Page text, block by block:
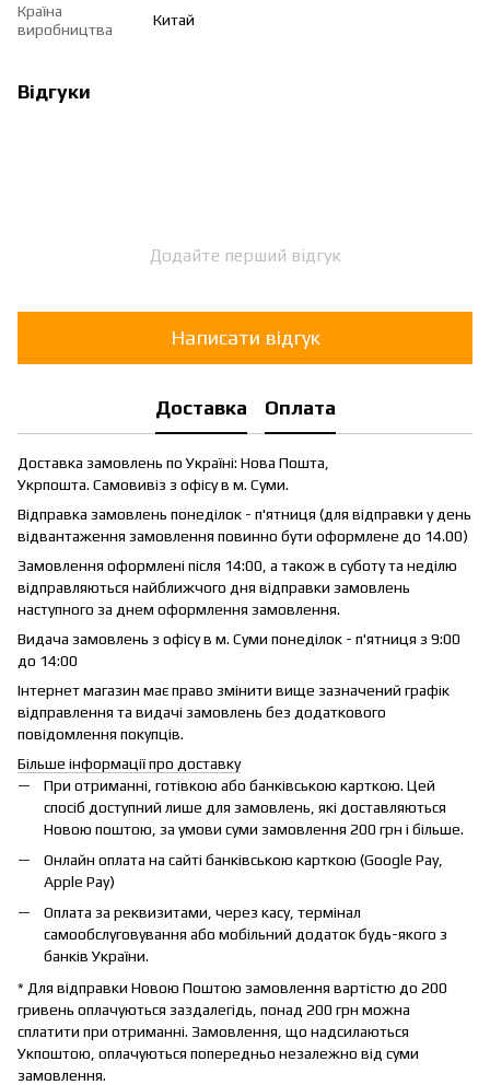
Країна
виробництва
Китай
Відгуки
Додайте перший відгук
Написати відгук
Доставка Оплата
Доставка замовлень по Україні: Нова Пошта,
Укрпошта. Самовивіз з офісу в м. Суми.
Відправка замовлень понеділок - п'ятниця (для відправки у день
відвантаження замовлення повинно бути оформлене до 14.00)
Замовлення оформлені після 14:00, а також в суботу та неділю
відправляються найближчого дня відправки замовлень
наступного за днем оформлення замовлення.
Видача замовлень з офісу в м. Суми понеділок - п'ятниця з 9:00
до 14:00
Інтернет магазин має право змінити вище зазначений графік
відправлення та видачі замовлень без додаткового
повідомлення покупців.
Більше інформації про доставку
При отриманні, готівкою або банківською карткою. Цей
спосіб доступний лише для замовлень, які доставляються
Новою поштою, за умови суми замовлення 200 грн і більше.
Онлайн оплата на сайті банківською карткою (Google Pay,
Apple Pay)
Оплата за реквизитами, через касу, термінал
самообслуговування або мобільний додаток будь-якого з
банків України.
* Для відправки Новою Поштою замовлення вартістю до 200
гривень оплачуються заздалегідь, понад 200 грн можна
сплатити при отриманні. Замовлення, що надсилаються
Укпоштою, оплачуються попередньо незалежно від суми
замовлення.